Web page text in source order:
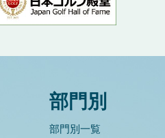
部門別
部門別一覧